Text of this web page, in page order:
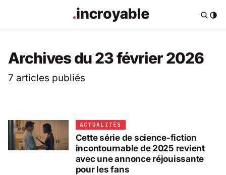
Archives du 23 février 2026
7 articles publiés
ACTUALITÉS
Cette série de science-fiction
incontournable de 2025 revient
avec une annonce réjouissante
pour les fans